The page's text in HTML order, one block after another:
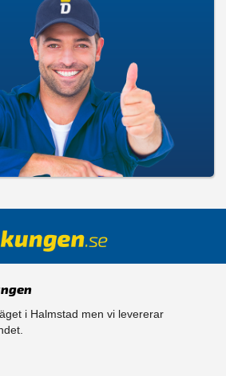
i Halmstad men vi levererar